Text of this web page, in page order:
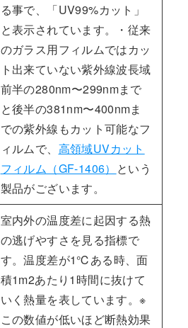
る事で、「UV99%カット」
と表示されています。・従来
のガラス用フィルムではカッ
ト出来ていない紫外線波長域
前半の280nm〜299nmまで
と後半の381nm〜400nmま
での紫外線もカット可能なフ
ィルムで、 高領域UVカット
フィルム（GF-1406） という
製品がございます。
室内外の温度差に起因する熱
の逃げやすさを見る指標で
す。温度差が1℃ある時、面
積1m2あたり1時間に抜けて
いく熱量を表しています。※
この数値が低いほど断熱効果